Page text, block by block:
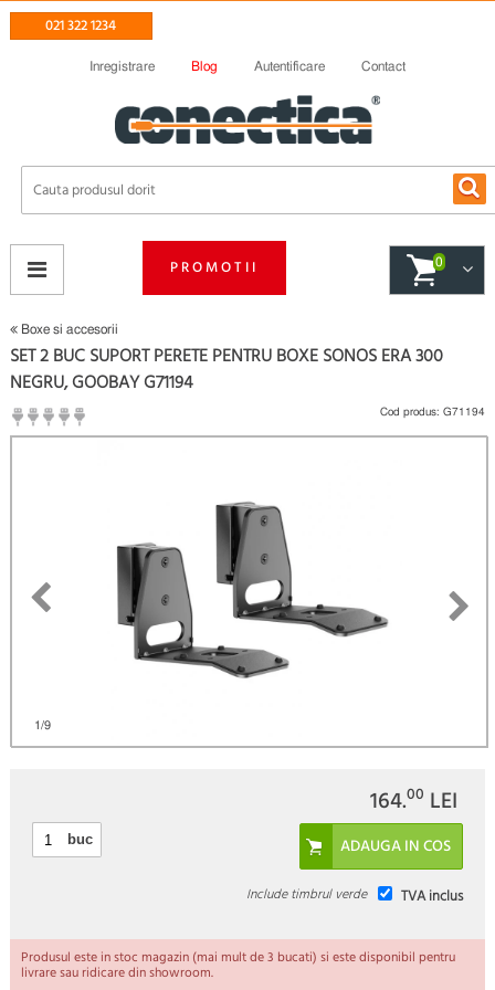
021 322 1234
Inregistrare Blog Autentificare Contact
PROMOTII 0
Boxe si accesorii
1/9
SET 2 BUC SUPORT PERETE PENTRU BOXE SONOS ERA 300
NEGRU, GOOBAY G71194
(
Cod produs: G71194
164.00 LEI
buc
TVA inclus
Include timbrul verde
Produsul este in stoc magazin (mai mult de 3 bucati) si este disponibil pentru
livrare sau ridicare din showroom.